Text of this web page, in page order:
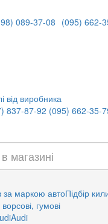
089-37-08 (095) 662-
від виробника
837-87-92 (095) 662-35-
за маркою автоПідбір
гумові
Audi